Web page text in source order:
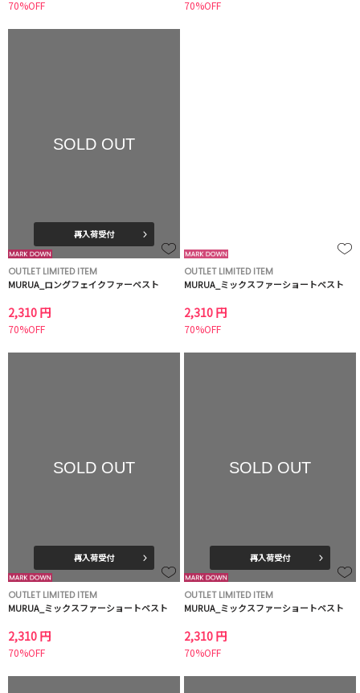
70%OFF 70%OFF
SOLD OUT
再入荷受付
OUTLET LIMITED ITEM
MURUA_ロングフェイクファーベスト
2,310 円
70%OFF
OUTLET LIMITED ITEM
MURUA_ミックスファーショートベスト
2,310 円
70%OFF
SOLD OUT
再入荷受付
OUTLET LIMITED ITEM
MURUA_ミックスファーショートベスト
2,310 円
70%OFF
SOLD OUT
再入荷受付
OUTLET LIMITED ITEM
MURUA_ミックスファーショートベスト
2,310 円
70%OFF